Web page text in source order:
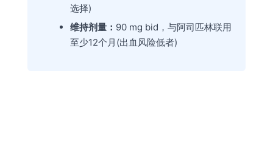
选择)
维持剂量： 90 mg bid，与阿司匹林联用
至少12个月(出血风险低者)